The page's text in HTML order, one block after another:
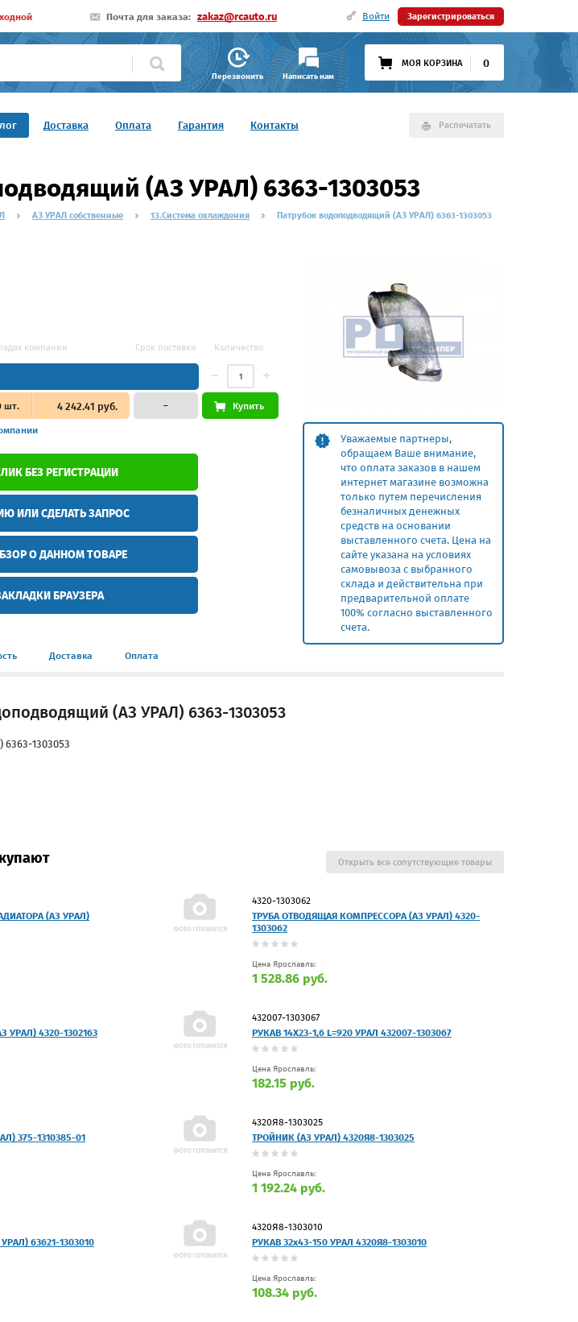
Почта для заказа: zakaz@rcauto.ru Войти Зарегистрироваться
Перезвонить Написать нам
МОЯ КОРЗИНА 0
Доставка Оплата Гарантия Контакты Распечатать
(АЗ УРАЛ) 6363-1303053
АЗ УРАЛ собственные 13.Система охлаждения Патрубок водоподводящий (АЗ УРАЛ) 6363-1303053
Уважаемые партнеры,
обращаем Ваше внимание,
что оплата заказов в нашем
интернет магазине возможна
только путем перечисления
безналичных денежных
средств на основании
выставленного счета. Цена на
сайте указана на условиях
самовывоза с выбранного
склада и действительна при
предварительной оплате
100% согласно выставленного
счета.
компании Срок поставки Количество
шт. 4 242.41 руб. – Купить
БЕЗ РЕГИСТРАЦИИ
ИЛИ СДЕЛАТЬ ЗАПРОС
О ДАННОМ ТОВАРЕ
БРАУЗЕРА
Доставка Оплата
(АЗ УРАЛ) 6363-1303053
1303053
(АЗ УРАЛ)
4320-1303062
ТРУБА ОТВОДЯЩАЯ КОМПРЕССОРА (АЗ УРАЛ) 4320-
1303062
Цена Ярославль:
1 528.86 руб.
4320-1302163
432007-1303067
РУКАВ 14Х23-1,6 L=920 УРАЛ 432007-1303067
Цена Ярославль:
182.15 руб.
375-1310385-01
4320Я8-1303025
ТРОЙНИК (АЗ УРАЛ) 4320Я8-1303025
Цена Ярославль:
1 192.24 руб.
63621-1303010
4320Я8-1303010
РУКАВ 32х43-150 УРАЛ 4320Я8-1303010
Цена Ярославль:
108.34 руб.
Открыть все сопутствующие товары